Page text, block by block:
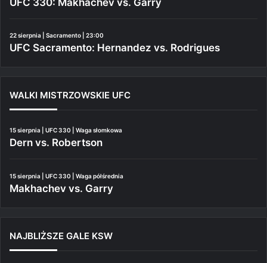
22 sierpnia | Sacramento | 23:00
UFC Sacramento: Hernandez vs. Rodrigues
WALKI MISTRZOWSKIE UFC
15 sierpnia | UFC 330 | Waga słomkowa
Dern vs. Robertson
15 sierpnia | UFC 330 | Waga półśrednia
Makhachev vs. Garry
NAJBLIŻSZE GALE KSW